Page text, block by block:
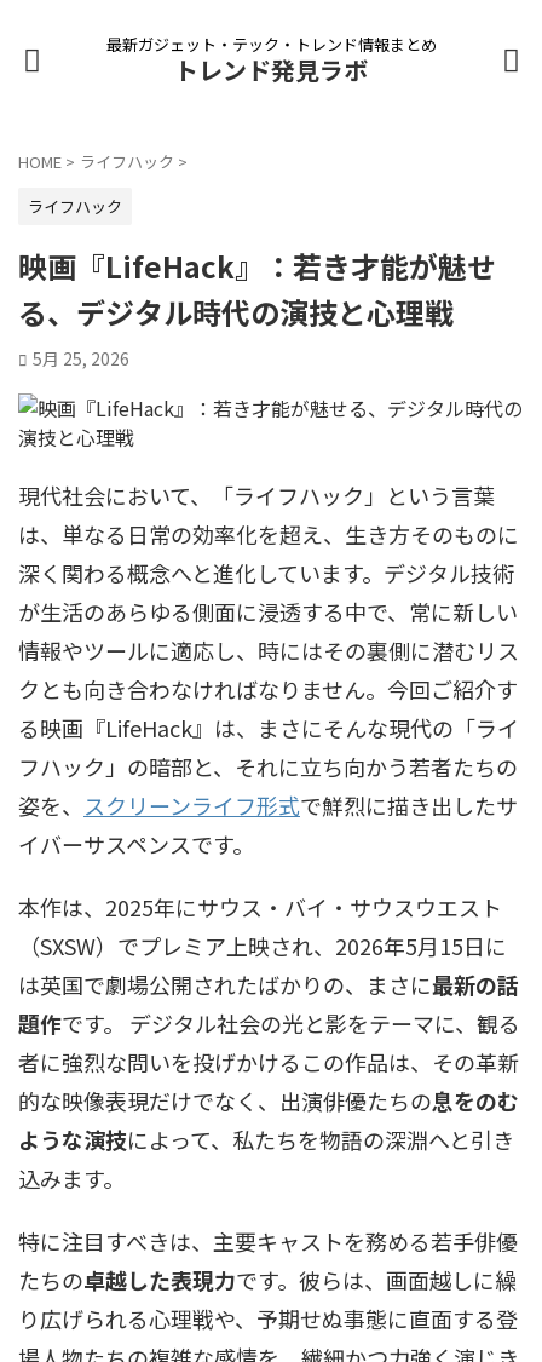
最新ガジェット・テック・トレンド情報まとめ
トレンド発見ラボ
HOME > ライフハック >
ライフハック
映画『LifeHack』：若き才能が魅せ
る、デジタル時代の演技と心理戦
5月 25, 2026
現代社会において、「ライフハック」という言葉
は、単なる日常の効率化を超え、生き方そのものに
深く関わる概念へと進化しています。デジタル技術
が生活のあらゆる側面に浸透する中で、常に新しい
情報やツールに適応し、時にはその裏側に潜むリス
クとも向き合わなければなりません。今回ご紹介す
る映画『LifeHack』は、まさにそんな現代の「ライ
フハック」の暗部と、それに立ち向かう若者たちの
姿を、
スクリーンライフ形式で鮮烈に描き出したサ
イバーサスペンスです。
本作は、2025年にサウス・バイ・サウスウエスト
（SXSW）でプレミア上映され、2026年5月15日に
は英国で劇場公開されたばかりの、まさに最新の話
題作です。 デジタル社会の光と影をテーマに、観る
者に強烈な問いを投げかけるこの作品は、その革新
的な映像表現だけでなく、出演俳優たちの息をのむ
ような演技によって、私たちを物語の深淵へと引き
込みます。
特に注目すべきは、主要キャストを務める若手俳優
たちの卓越した表現力です。彼らは、画面越しに繰
り広げられる心理戦や、予期せぬ事態に直面する登